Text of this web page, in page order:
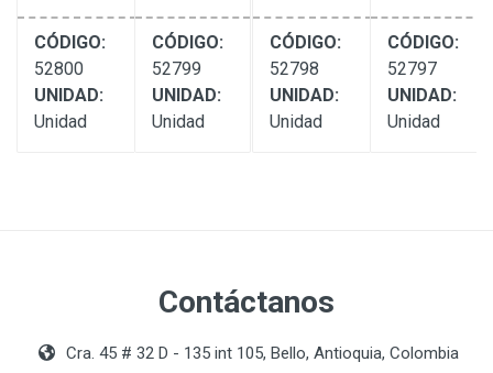
CÓDIGO:
52800
UNIDAD:
Unidad
CÓDIGO:
52799
UNIDAD:
Unidad
CÓDIGO:
52798
UNIDAD:
Unidad
CÓDIGO:
52797
UNIDAD:
Unidad
Contáctanos
Cra. 45 # 32 D - 135 int 105, Bello, Antioquia, Colombia